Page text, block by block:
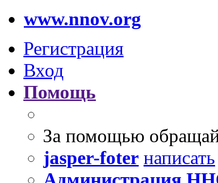
www.nnov.org
Регистрация
Вход
Помощь
За помощью
jasper-foter написать